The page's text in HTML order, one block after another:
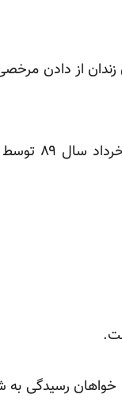
از دادن
رضا شهابی، خزانه‌دار سندیکای
رسیدگی به